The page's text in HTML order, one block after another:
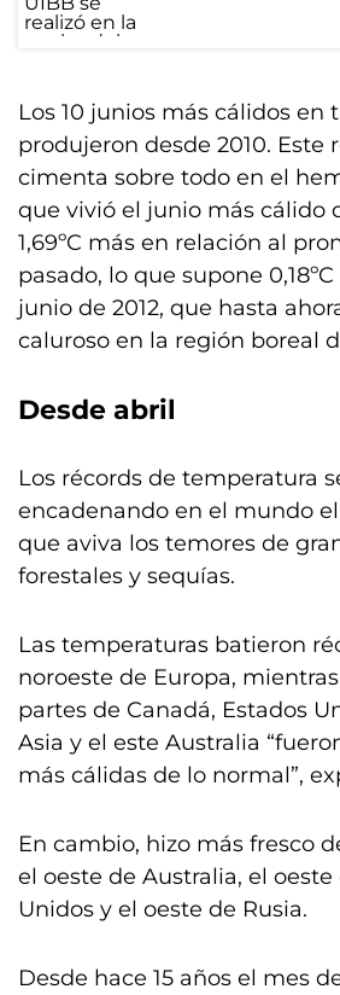
Los 10 junios más cálidos en
produjeron desde 2010. Este
cimenta sobre todo en el
que vivió el junio más cálido
1,69ºC más en relación al
pasado, lo que supone
junio de 2012, que hasta
caluroso en la región boreal
Desde abril
Los récords de temperatura
encadenando en el mundo
que aviva los temores de
forestales y sequías.
Las temperaturas batieron
noroeste de Europa,
partes de Canadá, Estados
Asia y el este Australia
más cálidas de lo normal”,
En cambio, hizo más fresco
el oeste de Australia, el oeste
Unidos y el oeste de Rusia.
Desde hace 15 años el mes